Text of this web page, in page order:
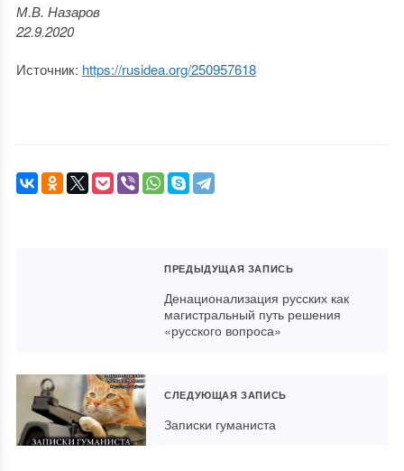
М.В. Назаров
22.9.2020
Источник: https://rusidea.org/250957618
ПРЕДЫДУЩАЯ ЗАПИСЬ
Денационализация русских как
магистральный путь решения
«русского вопроса»
СЛЕДУЮЩАЯ ЗАПИСЬ
Записки гуманиста